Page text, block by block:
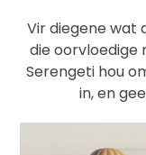
Vir diegene wat
die oorvloedige
Serengeti hou
in, en